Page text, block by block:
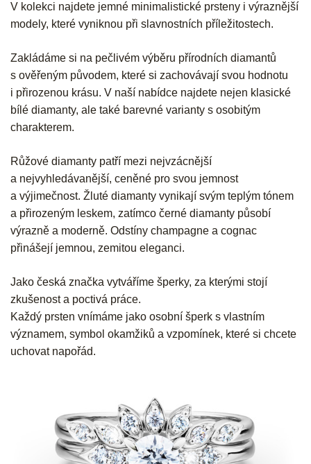
V kolekci najdete jemné minimalistické prsteny i výraznější
modely, které vyniknou při slavnostních příležitostech.
Zakládáme si na pečlivém výběru přírodních diamantů
s ověřeným původem, které si zachovávají svou hodnotu
i přirozenou krásu. V naší nabídce najdete nejen klasické
bílé diamanty, ale také barevné varianty s osobitým
charakterem.
Růžové diamanty patří mezi nejvzácnější
a nejvyhledávanější, ceněné pro svou jemnost
a výjimečnost. Žluté diamanty vynikají svým teplým tónem
a přirozeným leskem, zatímco černé diamanty působí
výrazně a moderně. Odstíny champagne a cognac
přinášejí jemnou, zemitou eleganci.
Jako česká značka vytváříme šperky, za kterými stojí
zkušenost a poctivá práce.
Každý prsten vnímáme jako osobní šperk s vlastním
významem, symbol okamžiků a vzpomínek, které si chcete
uchovat napořád.